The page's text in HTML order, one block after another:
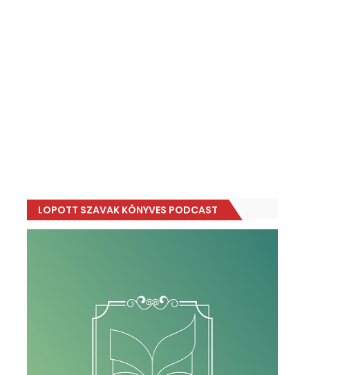
LOPOTT SZAVAK KÖNYVES PODCAST